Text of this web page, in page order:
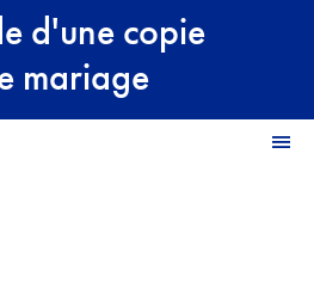
d'une copie
mariage